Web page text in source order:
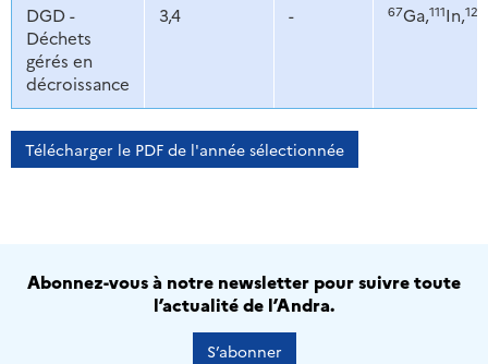
DGD -
Déchets
gérés en
décroissance
3,4 - 67Ga,111In,123
Télécharger le PDF de l'année sélectionnée
Abonnez-vous à notre newsletter pour suivre toute
l’actualité de l’Andra.
S’abonner